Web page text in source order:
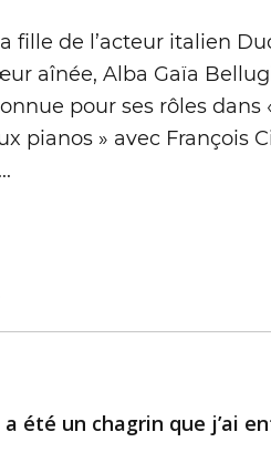
fille de l’acteur italien
aînée, Alba Gaïa
pour ses rôles dans
pianos » avec François
a été un chagrin que j’ai